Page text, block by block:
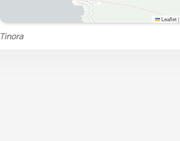
Leaflet|
Tinora